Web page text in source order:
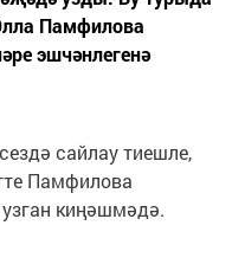
Памфилова
эшчәнлегенә
сайлау тиешле,
Памфилова
киңәшмәдә.